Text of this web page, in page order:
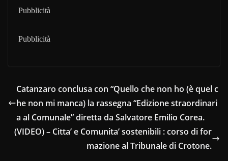
Pubblicità
Pubblicità
Catanzaro conclusa con “Quello che non ho (è quel c
he non mi manca) la rassegna “Edizione straordinari
a al Comunale” diretta da Salvatore Emilio Corea.
(VIDEO) – Citta’ e Comunita’ sostenibili : corso di for
mazione al Tribunale di Crotone.